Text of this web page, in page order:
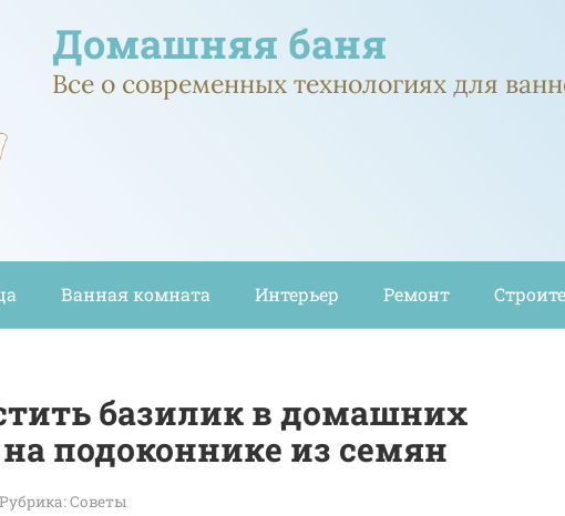
Домашняя баня
Все о современных технологиях для
Ванная комната Интерьер Ремонт
базилик в домашних
подоконнике из семян
Рубрика:Советы